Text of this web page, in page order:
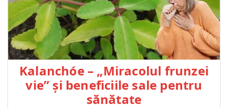
Kalanchóe – „Miracolul frunzei
vie” și beneficiile sale pentru
sănătate